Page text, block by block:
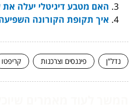
האם מטבע דיגיטלי יעלה את
איך תקופת הקורונה
נדל"ן פיננסים וצרכנות קריפטו